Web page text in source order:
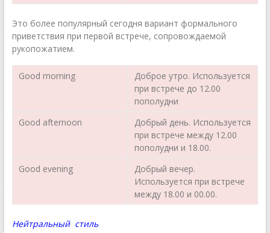
Это более популярный сегодня вариант формального
приветствия при первой встрече, сопровождаемой
рукопожатием.
Good morning
Доброе утро. Используется
при встрече до 12.00
пополудни
Good afternoon
Добрый день. Используется
при встрече между 12.00
пополудни и 18.00.
Good evening
Добрый вечер.
Используется при встрече
между 18.00 и 00.00.
Нейтральный стиль